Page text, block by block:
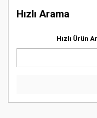
Hızlı Arama
Hızlı Ürün